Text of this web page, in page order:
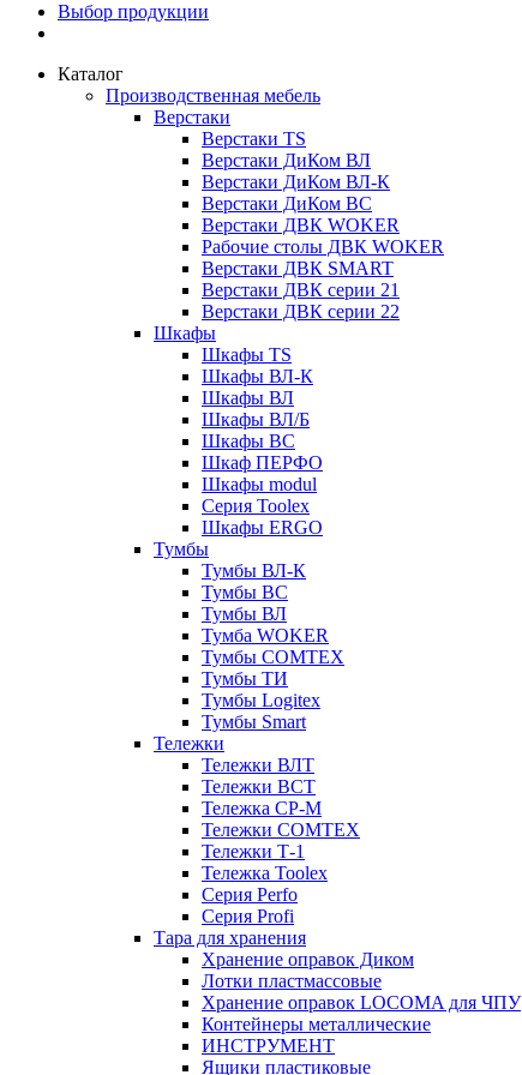
Выбор продукции
Каталог
Производственная мебель
Верстаки
Верстаки TS
Верстаки ДиКом ВЛ
Верстаки ДиКом ВЛ-К
Верстаки ДиКом ВС
Верстаки ДВК WOKER
Рабочие столы ДВК WOKER
Верстаки ДВК SMART
Верстаки ДВК серии 21
Верстаки ДВК серии 22
Шкафы
Шкафы TS
Шкафы ВЛ-К
Шкафы ВЛ
Шкафы ВЛ/Б
Шкафы ВС
Шкаф ПЕРФО
Шкафы modul
Серия Toolex
Шкафы ERGO
Тумбы
Тумбы ВЛ-К
Тумбы ВС
Тумбы ВЛ
Тумба WOKER
Тумбы COMTEX
Тумбы ТИ
Тумбы Logitex
Тумбы Smart
Тележки
Тележки ВЛТ
Тележки ВСТ
Тележка СР-М
Тележки COMTEX
Тележки Т-1
Тележка Toolex
Серия Perfo
Серия Profi
Тара для хранения
Хранение оправок Диком
Лотки пластмассовые
Хранение оправок LOCOMA для ЧПУ
Контейнеры металлические
ИНСТРУМЕНТ
Ящики пластиковые